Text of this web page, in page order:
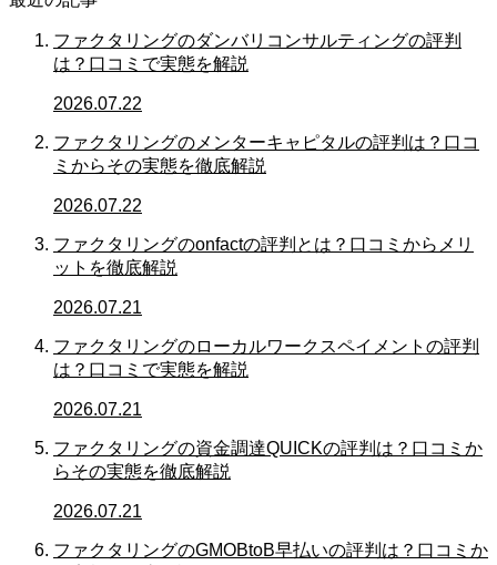
ファクタリングのダンバリコンサルティングの評判
は？口コミで実態を解説
2026.07.22
ファクタリングのメンターキャピタルの評判は？口コ
ミからその実態を徹底解説
2026.07.22
ファクタリングのonfactの評判とは？口コミからメリ
ットを徹底解説
2026.07.21
ファクタリングのローカルワークスペイメントの評判
は？口コミで実態を解説
2026.07.21
ファクタリングの資金調達QUICKの評判は？口コミか
らその実態を徹底解説
2026.07.21
ファクタリングのGMOBtoB早払いの評判は？口コミか